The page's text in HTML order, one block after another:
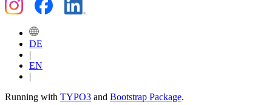
DE
|
EN
|
Running with TYPO3 and Bootstrap Package.